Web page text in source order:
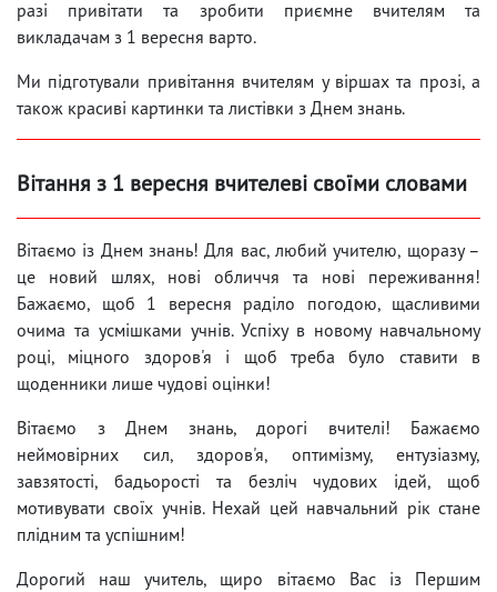
разі привітати та зробити приємне вчителям та
викладачам з 1 вересня варто.
Ми підготували привітання вчителям у віршах та прозі, а
також красиві картинки та листівки з Днем знань.
Вітання з 1 вересня вчителеві своїми словами
Вітаємо із Днем знань! Для вас, любий учителю, щоразу –
це новий шлях, нові обличчя та нові переживання!
Бажаємо, щоб 1 вересня раділо погодою, щасливими
очима та усмішками учнів. Успіху в новому навчальному
році, міцного здоров'я і щоб треба було ставити в
щоденники лише чудові оцінки!
Вітаємо з Днем знань, дорогі вчителі! Бажаємо
неймовірних сил, здоров'я, оптимізму, ентузіазму,
завзятості, бадьорості та безліч чудових ідей, щоб
мотивувати своїх учнів. Нехай цей навчальний рік стане
плідним та успішним!
Дорогий наш учитель, щиро вітаємо Вас із Першим